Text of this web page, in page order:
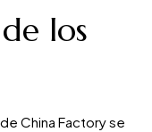
los
China Factory se